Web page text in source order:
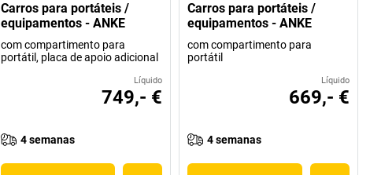
Carros para portáteis /
equipamentos - ANKE
com compartimento para
portátil, placa de apoio adicional
Líquido
749,- €
4 semanas
Carros para portáteis /
equipamentos - ANKE
com compartimento para
portátil
Líquido
669,- €
4 semanas